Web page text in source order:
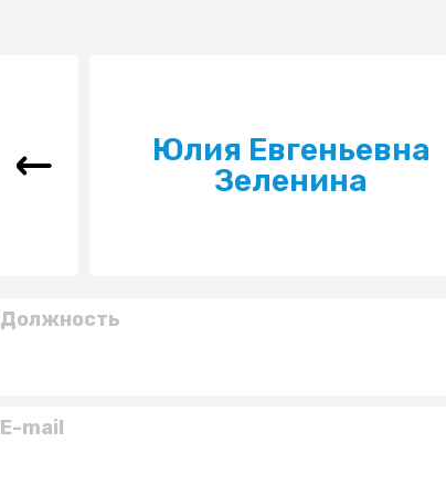
Юлия Евгеньевна
Зеленина
Должность
E-mail